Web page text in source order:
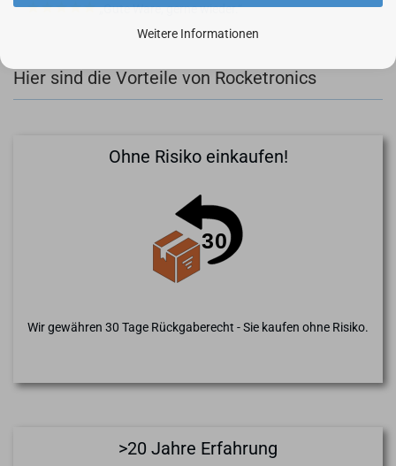
Weitere Informationen
Gute Ware, gerne wieder.
Hier sind die Vorteile von Rocketronics
Ohne Risiko einkaufen!
Wir gewähren 30 Tage Rückgaberecht - Sie kaufen ohne Risiko.
>20 Jahre Erfahrung